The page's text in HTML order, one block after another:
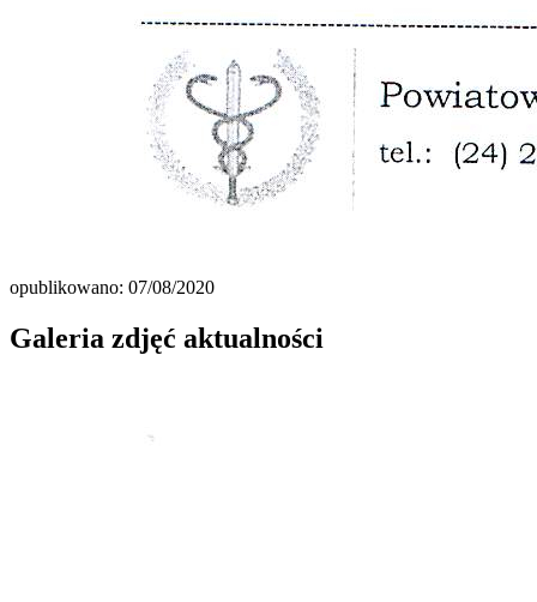
opublikowano: 07/08/2020
Galeria zdjęć aktualności